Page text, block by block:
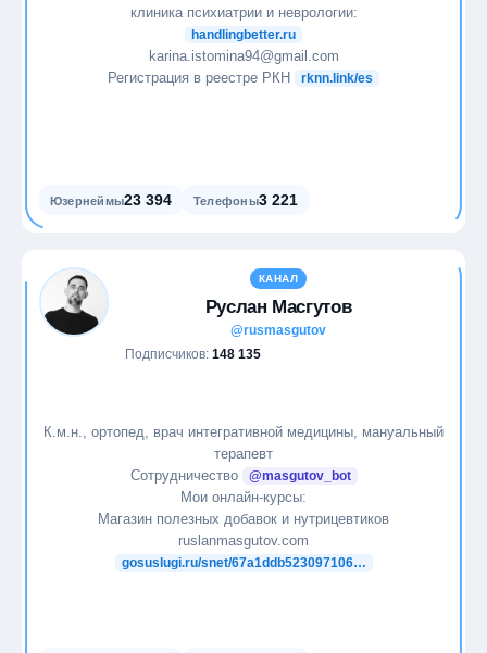
клиника психиатрии и неврологии:
handlingbetter.ru
karina.istomina94@gmail.com
Регистрация в реестре РКН
rknn.link/es
Юзернеймы23 394 Телефоны3 221
КАНАЛ
Руслан Масгутов
@rusmasgutov
Подписчиков: 148 135
К.м.н., ортопед, врач интегративной медицины, мануальный
терапевт
Сотрудничество
@masgutov_bot
Мои онлайн-курсы:
Магазин полезных добавок и нутрицевтиков
ruslanmasgutov.com
gosuslugi.ru/snet/67a1ddb523097106…